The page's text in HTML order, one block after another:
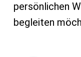
persönlichen
begleiten